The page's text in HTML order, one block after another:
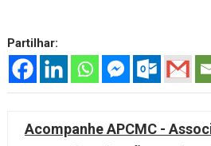
Partilhar:
Acompanhe APCMC -